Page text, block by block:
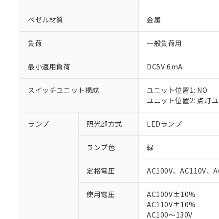
ベゼル材質 金属
負荷 一般負荷用
最小適用負荷 DC5V 6mA
スイッチユニット構成
ユニット位置1: NO
ユニット位置2: 点灯
ランプ 照光部方式 LEDランプ
ランプ色 緑
定格電圧 AC100V、AC110V、
使用電圧
AC100V±10%
AC110V±10%
AC100～130V
ご利用条件
※1 対応状況
対応済み：EU
対応予定：EU
対応予定なし：
調査・確認中：
非該当品：ライセ
仕入先様の事情に
※1 中国